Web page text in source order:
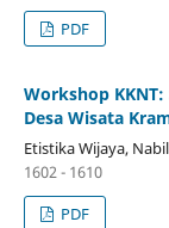
PDF
Workshop
Desa Wisata
Etistika Wijaya,
1602 - 1610
PDF